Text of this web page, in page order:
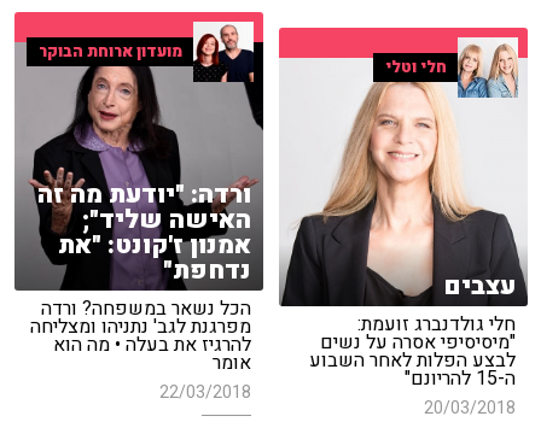
מועדון ארוחת הבוקר
ורדה: "יודעת מה זה
האישה שליד";
אמנון ז'קונט: "את
נדחפת"
הכל נשאר במשפחה? ורדה
מפרגנת לגב' נתניהו ומצליחה
להרגיז את בעלה • מה הוא
אומר
22/03/2018
חלי וטלי
עצבים
חלי גולדנברג זועמת:
"מיסיסיפי אסרה על נשים
לבצע הפלות לאחר השבוע
ה-15 להריונם"
20/03/2018